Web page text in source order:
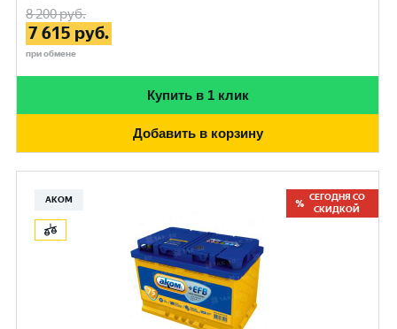
8 200руб.
7 615 руб.
при обмене
Купить в 1 клик
Добавить в корзину
АКОМ
СЕГОДНЯ СО
СКИДКОЙ